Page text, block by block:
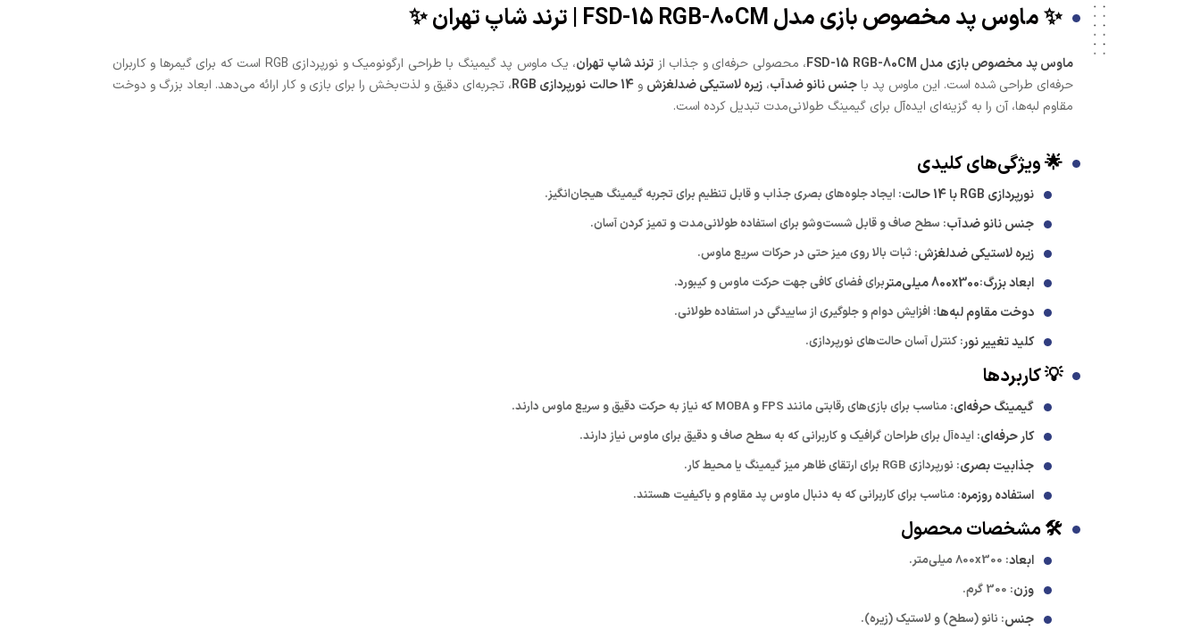
✨ ماوس پد مخصوص بازی مدل FSD-15 RGB-80CM | ترند شاپ تهران ✨
ماوس پد مخصوص بازی مدل FSD-15 RGB-80CM ، محصولی حرفه‌ای و جذاب از ترند شاپ تهران
، یک ماوس پد گیمینگ با طراحی ارگونومیک و نورپردازی RGB است که برای گیمرها و کاربران
حرفه‌ای طراحی شده است. این ماوس پد باجنس نانو ضدآب،زیره لاستیکی ضدلغزش و14 حالت نورپردازی RGB
، تجربه‌ای دقیق و لذت‌بخش را برای بازی و کار ارائه می‌دهد. ابعاد بزرگ و دوخت
مقاوم لبه‌ها، آن را به گزینه‌ای ایده‌آل برای گیمینگ طولانی‌مدت تبدیل کرده است.
🌟 ویژگی‌های کلیدی
نورپردازی RGB با 14 حالت : ایجاد جلوه‌های بصری جذاب و قابل تنظیم برای تجربه گیمینگ هیجان‌انگیز.
جنس نانو ضدآب: سطح صاف و قابل شست‌وشو برای استفاده طولانی‌مدت و تمیز کردن آسان.
زیره لاستیکی ضدلغزش: ثبات بالا روی میز حتی در حرکات سریع ماوس.
ابعاد بزرگ:800x300 میلی‌متر برای فضای کافی جهت حرکت ماوس و کیبورد.
دوخت مقاوم لبه‌ها: افزایش دوام و جلوگیری از ساییدگی در استفاده طولانی.
کلید تغییر نور: کنترل آسان حالت‌های نورپردازی.
💡 کاربردها
گیمینگ حرفه‌ای: مناسب برای بازی‌های رقابتی مانند FPS و MOBA که نیاز به حرکت دقیق و سریع ماوس دارند.
کار حرفه‌ای: ایده‌آل برای طراحان گرافیک و کاربرانی که به سطح صاف و دقیق برای ماوس نیاز دارند.
جذابیت بصری: نورپردازی RGB برای ارتقای ظاهر میز گیمینگ یا محیط کار.
استفاده روزمره: مناسب برای کاربرانی که به دنبال ماوس پد مقاوم و باکیفیت هستند.
🛠️ مشخصات محصول
ابعاد: 800x300 میلی‌متر.
وزن: 300 گرم.
جنس: نانو (سطح) و لاستیک (زیره).